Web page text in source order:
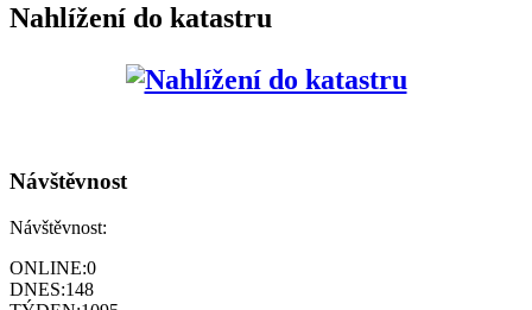
Nahlížení do katastru
Návštěvnost
Návštěvnost:
ONLINE:0
DNES:148